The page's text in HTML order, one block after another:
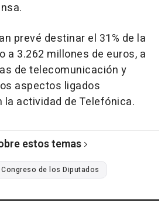
prevé destinar el 31% de la
a 3.262 millones de euros, a
de telecomunicación y
aspectos ligados
actividad de Telefónica.
estos temas
Congreso de los Diputados